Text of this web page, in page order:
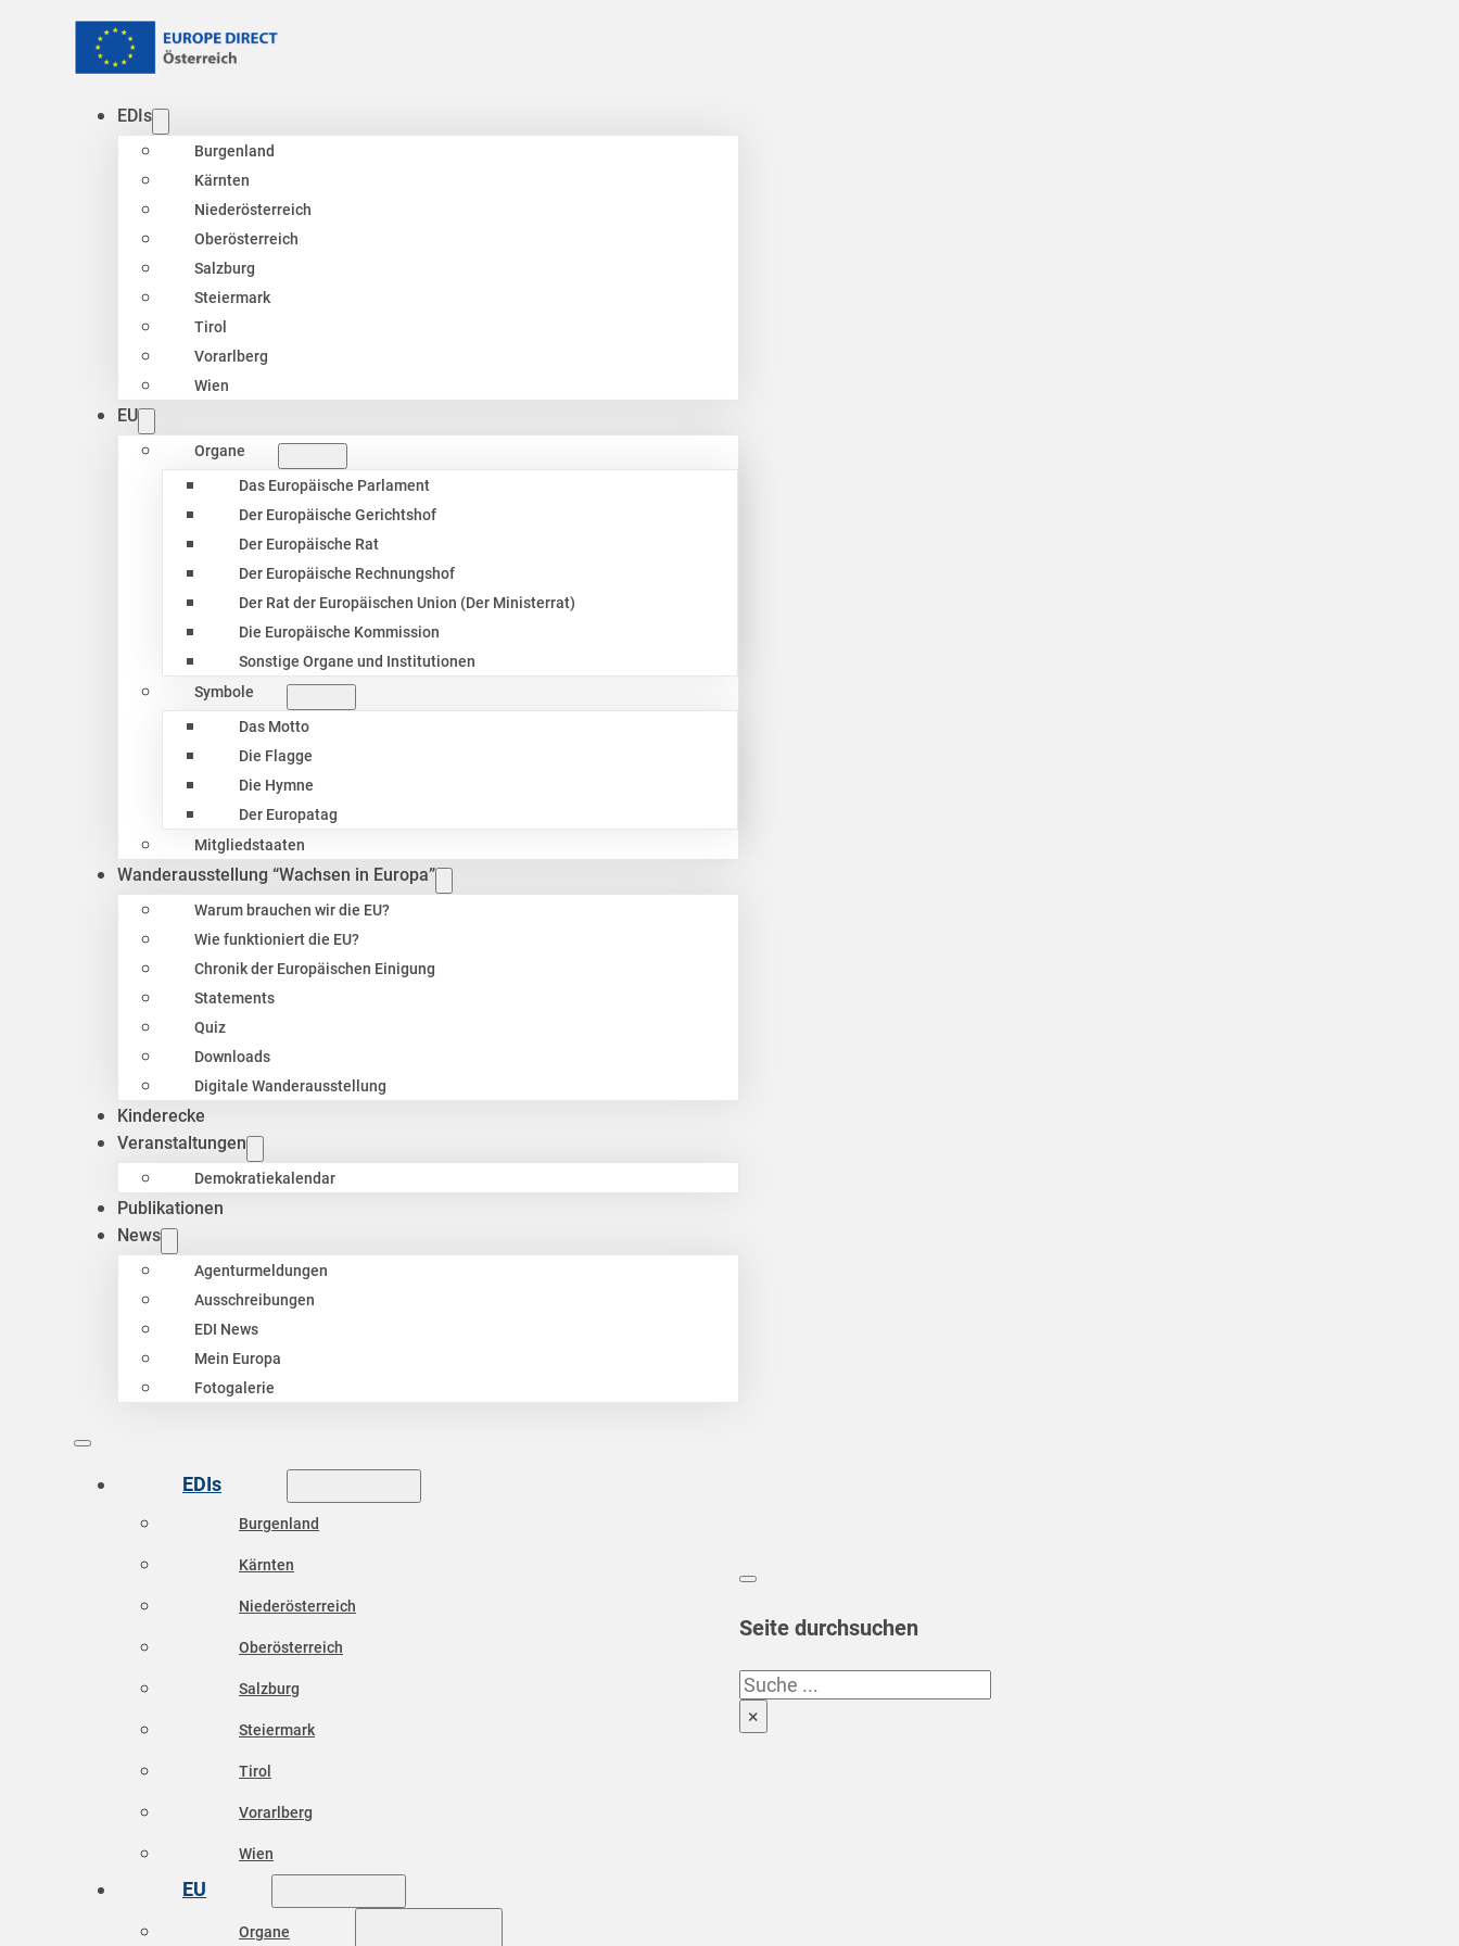
EDIs
Burgenland
Kärnten
Niederösterreich
Oberösterreich
Salzburg
Steiermark
Tirol
Vorarlberg
Wien
EU
Organe
Das Europäische Parlament
Der Europäische Gerichtshof
Der Europäische Rat
Der Europäische Rechnungshof
Der Rat der Europäischen Union (Der Ministerrat)
Die Europäische Kommission
Sonstige Organe und Institutionen
Symbole
Das Motto
Die Flagge
Die Hymne
Der Europatag
Mitgliedstaaten
Wanderausstellung “Wachsen in Europa”
Warum brauchen wir die EU?
Wie funktioniert die EU?
Chronik der Europäischen Einigung
Statements
Quiz
Downloads
Digitale Wanderausstellung
Kinderecke
Veranstaltungen
Demokratiekalendar
Publikationen
News
Agenturmeldungen
Ausschreibungen
EDI News
Mein Europa
Fotogalerie
EDIs
Burgenland
Kärnten
Niederösterreich
Oberösterreich
Salzburg
Steiermark
Tirol
Vorarlberg
Wien
EU
Organe
Seite durchsuchen
Suchen
×